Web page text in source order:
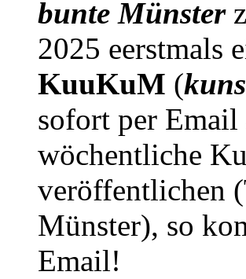
bunte Münster
2025 eerstmals
KuuKuM (
sofort per
wöchentliche
veröffentlichen
Münster), so
Email!